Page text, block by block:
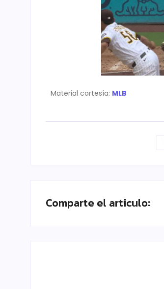
Material cortesía: MLB
Comparte el articulo: